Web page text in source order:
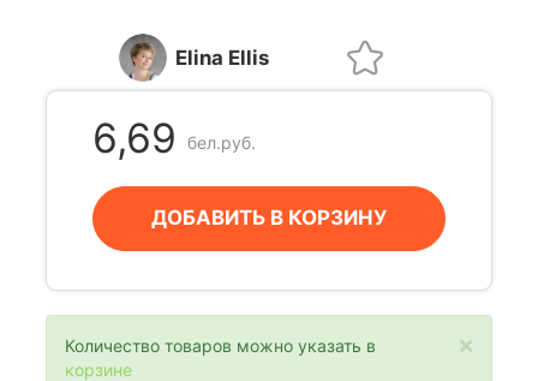
Elina Ellis
6,69 бел.руб.
ДОБАВИТЬ В КОРЗИНУ
×
Количество товаров можно указать в
корзине